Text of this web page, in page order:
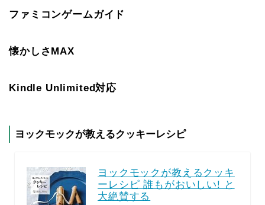
ファミコンゲームガイド
懐かしさMAX
Kindle Unlimited対応
ヨックモックが教えるクッキーレシピ
ヨックモックが教えるクッキ
ーレシピ 誰もがおいしい! と
大絶賛する